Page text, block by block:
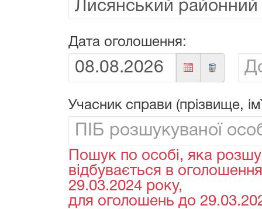
Дата оголошення:
Від:
До:
Учасник справи (прізвище,
Пошук по особі, яка
відбувається в
29.03.2024 року,
для оголошень до